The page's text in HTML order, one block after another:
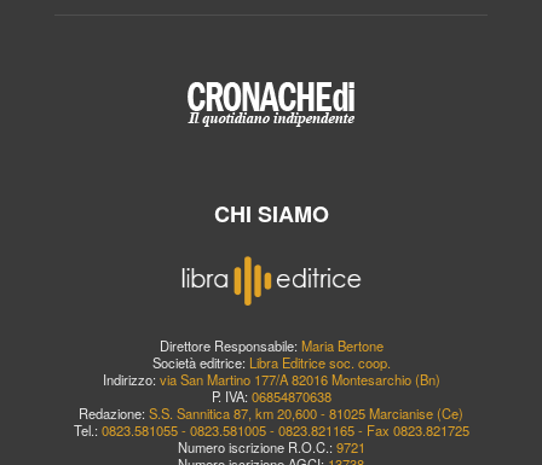
CHI SIAMO
Direttore Responsabile: Maria Bertone
Società editrice: Libra Editrice soc. coop.
Indirizzo: via San Martino 177/A 82016 Montesarchio (Bn)
P. IVA: 06854870638
Redazione: S.S. Sannitica 87, km 20,600 - 81025 Marcianise (Ce)
Tel.: 0823.581055 - 0823.581005 - 0823.821165 - Fax 0823.821725
Numero iscrizione R.O.C.: 9721